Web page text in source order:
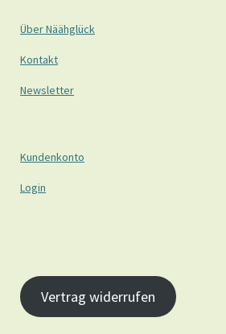
Über Näähglück
Kontakt
Newsletter
Kundenkonto
Login
Vertrag widerrufen